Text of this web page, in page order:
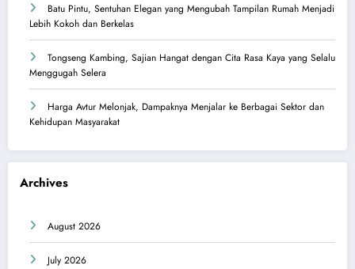
Batu Pintu, Sentuhan Elegan yang Mengubah Tampilan Rumah Menjadi
Lebih Kokoh dan Berkelas
Tongseng Kambing, Sajian Hangat dengan Cita Rasa Kaya yang Selalu
Menggugah Selera
Harga Avtur Melonjak, Dampaknya Menjalar ke Berbagai Sektor dan
Kehidupan Masyarakat
Archives
August 2026
July 2026